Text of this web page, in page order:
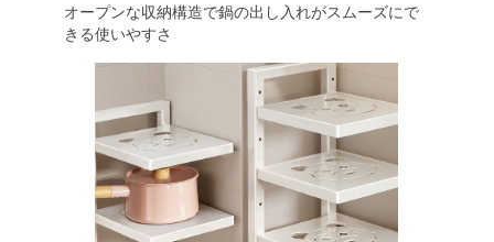
オープンな収納構造で鍋の出し入れがスムーズにで
きる使いやすさ